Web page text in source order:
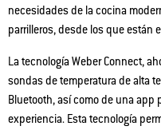
necesidades de la cocina
parrilleros, desde los que están
La tecnología Weber Connect,
sondas de temperatura de alta
Bluetooth, así como de una app
experiencia. Esta tecnología